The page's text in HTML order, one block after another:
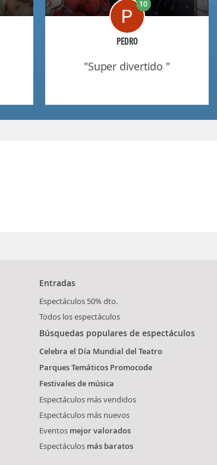
PEDRO
10
"super divertido "
Entradas
Espectáculos 50% dto.
Todos los espectáculos
Búsquedas populares de espectáculos
Celebra el Día Mundial del Teatro
Parques Temáticos Promocode
Festivales de música
Espectáculos más vendidos
Espectáculos más nuevos
Eventos mejor valorados
Espectáculos más baratos